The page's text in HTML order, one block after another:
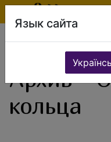
Ювелирные изделия
Архив -
кольца
Язык сайта